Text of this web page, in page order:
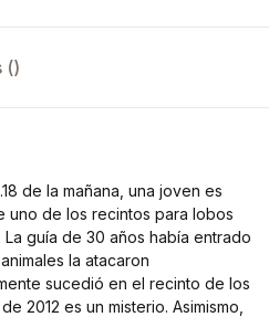
()
de la mañana, una joven es
uno de los recintos para lobos
guía de 30 años había entrado
la atacaron
sucedió en el recinto de los
2012 es un misterio. Asimismo,